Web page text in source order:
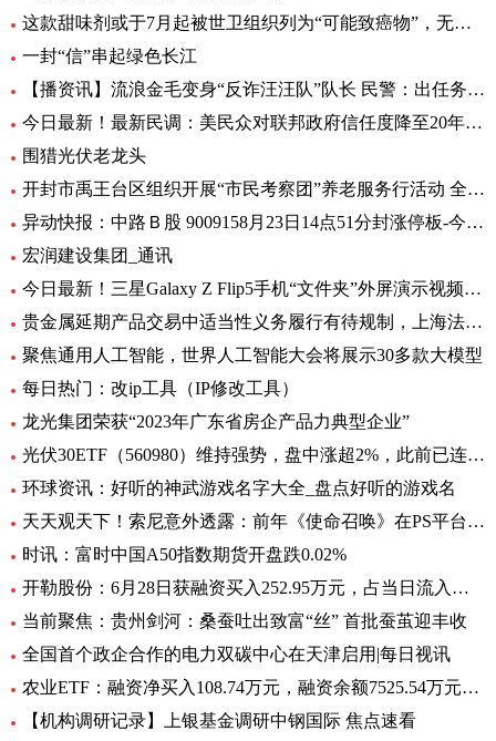
这款甜味剂或于7月起被世卫组织列为“可能致癌物”，无糖可乐、口香糖中普遍有它|全球热头条
一封“信”串起绿色长江
【播资讯】流浪金毛变身“反诈汪汪队”队长 民警：出任务都要抢“档期 ”
今日最新！最新民调：美民众对联邦政府信任度降至20年来最低水平
围猎光伏老龙头
开封市禹王台区组织开展“市民考察团”养老服务行活动 全球热消息
异动快报：中路Ｂ股 9009158月23日14点51分封涨停板-今日热搜
宏润建设集团_通讯
今日最新！三星Galaxy Z Flip5手机“文件夹”外屏演示视频曝光
贵金属延期产品交易中适当性义务履行有待规制，上海法院向交易所发出司法建议_每日观察
聚焦通用人工智能，世界人工智能大会将展示30多款大模型
每日热门：改ip工具（IP修改工具）
龙光集团荣获“2023年广东省房企产品力典型企业”
光伏30ETF（560980）维持强势，盘中涨超2%，此前已连升3日，权重股捷佳伟创涨超3%
环球资讯：好听的神武游戏名字大全_盘点好听的游戏名
天天观天下！索尼意外透露：前年《使命召唤》在PS平台创造超8亿美元收入
时讯：富时中国A50指数期货开盘跌0.02%
开勒股份：6月28日获融资买入252.95万元，占当日流入资金比例11.65%-世界即时
当前聚焦：贵州剑河：桑蚕吐出致富“丝” 首批蚕茧迎丰收
全国首个政企合作的电力双碳中心在天津启用|每日视讯
农业ETF：融资净买入108.74万元，融资余额7525.54万元（06-28）
【机构调研记录】上银基金调研中钢国际 焦点速看